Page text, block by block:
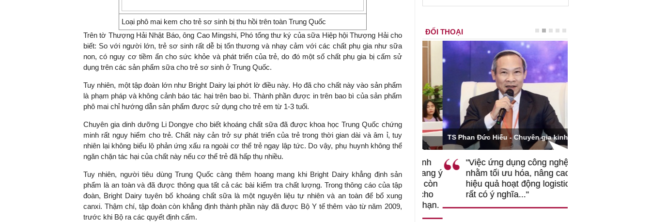
Loại phô mai kem cho trẻ sơ sinh bị thu hồi trên toàn Trung Quốc
Trên tờ Thượng Hải Nhật Báo, ông Cao Mingshi, Phó tổng thư ký của sữa Hiệp hội Thượng Hải cho
biết: So với người lớn, trẻ sơ sinh rất dễ bị tổn thương và nhạy cảm với các chất phụ gia như sữa
non, có nguy cơ tiềm ẩn cho sức khỏe và phát triển của trẻ, do đó một số chất phụ gia bị cấm sử
dụng trên các sản phẩm sữa cho trẻ sơ sinh ở Trung Quốc.
Tuy nhiên, một tập đoàn lớn như Bright Dairy lại phớt lờ điều này. Họ đã cho chất này vào sản phẩm
là phạm pháp và không cảnh báo tác hại trên bao bì. Thành phần được in trên bao bì của sản phẩm
phô mai chỉ hướng dẫn sản phẩm được sử dụng cho trẻ em từ 1-3 tuổi.
Chuyên gia dinh dưỡng Li Dongye cho biết khoáng chất sữa đã được khoa học Trung Quốc chứng
minh rất nguy hiểm cho trẻ. Chất này cản trở sự phát triển của trẻ trong thời gian dài và âm ỉ, tuy
nhiên lại không biểu lộ phản ứng xấu ra ngoài cơ thể trẻ ngay lập tức. Do vậy, phụ huynh không thể
ngăn chặn tác hại của chất này nếu cơ thể trẻ đã hấp thụ nhiều.
Tuy nhiên, người tiêu dùng Trung Quốc càng thêm hoang mang khi Bright Dairy khẳng định sản
phẩm là an toàn và đã được thông qua tất cả các bài kiểm tra chất lượng. Trong thông cáo của tập
đoàn, Bright Dairy tuyên bố khoáng chất sữa là một nguyên liệu tự nhiên và an toàn để bổ xung
canxi. Thậm chí, tập đoàn còn khẳng định thành phần này đã được Bộ Y tế thêm vào từ năm 2009,
trước khi Bộ ra các quyết định cấm.
ĐỐI THOẠI
TS. Nguyễn Đức Độ - Phó Viện trưởng
Viện Kinh tế Tài chính
"Có rất nhiều việc phải làm
ngay từ bây giờ và trên thực tế
đang được tiến hành như tăng
đầu tư cho khoa học công
nghệ; ban hành các cơ chế
khuyến khích đổi mới sáng tạo,
sách tài khóa không chỉ mang ý
nghĩa hỗ trợ ngắn hạn mà còn
đóng vai trò tạo nền tảng cho
tăng trưởng bền vững dài hạn.
TS Phan Đức Hiếu - Chuyên gia kinh tế
"Việc ứng dụng công nghệ số
nhằm tối ưu hóa, nâng cao
hiệu quả hoạt động logistics là
rất có ý nghĩa..."